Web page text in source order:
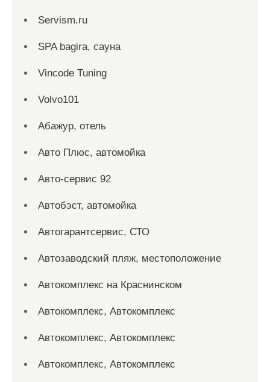
Servism.ru
SPA bagira, сауна
Vincode Tuning
Volvo101
Абажур, отель
Авто Плюс, автомойка
Авто-сервис 92
Автобэст, автомойка
Автогарантсервис, СТО
Автозаводский пляж, местоположение
Автокомплекс на Краснинском
Автокомплекс, Автокомплекс
Автокомплекс, Автокомплекс
Автокомплекс, Автокомплекс